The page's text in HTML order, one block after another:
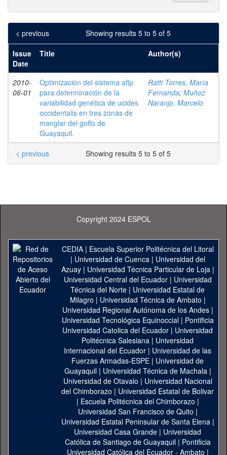
Showing results 5 to 5 of 5
< previous
Issue
Date
Title Author(s)
2010-
06-01
Optimización del sistema aflp
para determinación de la
variabilidad genética de ucides
occidentalis en tres zonas de
manglar del golfo de
Guayaquil.
Ratti Torres, María
Fernanda; Muñoz
Naranjo, Marcelo
Showing results 5 to 5 of 5
< previous
Copyright 2024 ESPOL
CEDIA| Escuela Superior Politécnica del Litoral
| Universidad de Cuenca| Universidad del
Azuay| Universidad Técnica Particular de Loja|
Universidad Central del Ecuador| Universidad
Técnica del Norte | Universidad Estatal de
Milagro | Universidad Técnica de Ambato |
Universidad Regional Autónoma de los Andes|
Universidad Tecnológica Equinoccial| Pontificia
Universidad Catolica del Ecuador | Universidad
Politécnica Salesiana | Universidad
Internacional del Ecuador | Universidad de las
Fuerzas Armadas-ESPE | Universidad de
Guayaquil| Universidad Técnica de Machala|
Universidad de Otavalo | Universidad Nacional
del Chimborazo | Universidad Estatal de Bolivar
| Escuela Politécnica del Chimborazo |
Universidad San Francisco de Quito |
Universidad Estatal Peninsular de Santa Elena|
Universidad Casa Grande | Universidad
Católica de Santiago de Guayaquil| Pontificia
Universidad Católica del Ecuador - Ambato |